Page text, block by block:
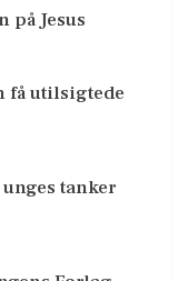
på Jesus
få utilsigtede
tanker